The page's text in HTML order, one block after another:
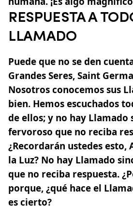
RESPUESTA A
LLAMADO
Puede que no se den
Grandes Seres, Saint
Nosotros conocemos sus
bien. Hemos escuchados
de ellos; y no hay Llamado
fervoroso que no reciba
¿Recordarán ustedes esto,
la Luz? No hay Llamado
que no reciba respuesta.
porque, ¿qué hace el
es cierto?